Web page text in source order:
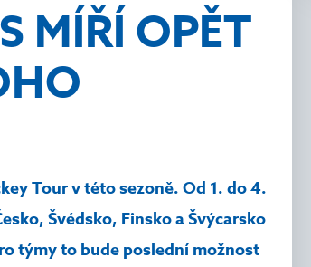
MÍŘÍ OPĚT
Tour v této sezoně. Od 1. do 4.
Švédsko, Finsko a Švýcarsko
týmy to bude poslední možnost